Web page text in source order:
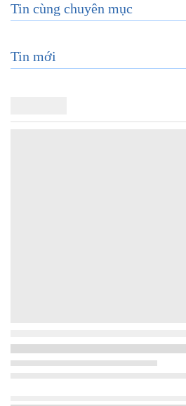
Tin cùng chuyên mục
Tin mới